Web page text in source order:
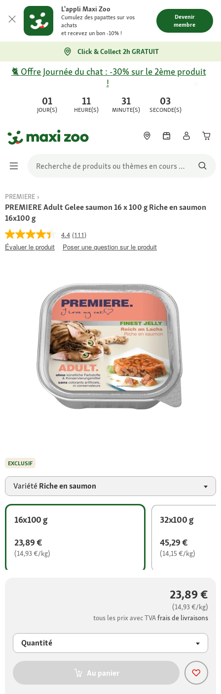
L'appli Maxi Zoo
Cumulez des papattes sur vos
achats
et recevez un bon -10% !
Devenir
membre
Click & Collect 2h GRATUIT
01
JOUR(S)
11
HEURE(S)
31
MINUTE(S)
03
SECONDE(S)
🐈 Offre Journée du chat : -30% sur le 2ème produit
!
PREMIERE
PREMIERE Adult Gelee saumon 16 x 100 g Riche en saumon
16x100 g
4.4 (111)
Évaluer le produit
Poser une question sur le produit
Variété Riche en saumon
16x100 g
23,89 €
(14,93 €/kg)
32x100 g
45,29 €
(14,15 €/kg)
23,89 €
(14,93 €/kg)
tous les prix avec TVAfrais de livraisons
Quantité
Au panier
EXCLUSIF